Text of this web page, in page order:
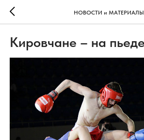
НОВОСТИ и МАТЕРИАЛЫ
Кировчане – на